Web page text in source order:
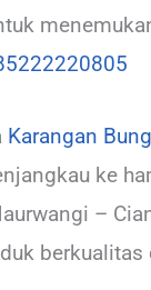
Karangan
ke
–